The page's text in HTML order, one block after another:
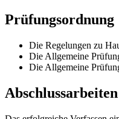
Prüfungsordnung
Die Regelungen zu
Die Allgemeine
Die Allgemeine
Abschlussarbeiten